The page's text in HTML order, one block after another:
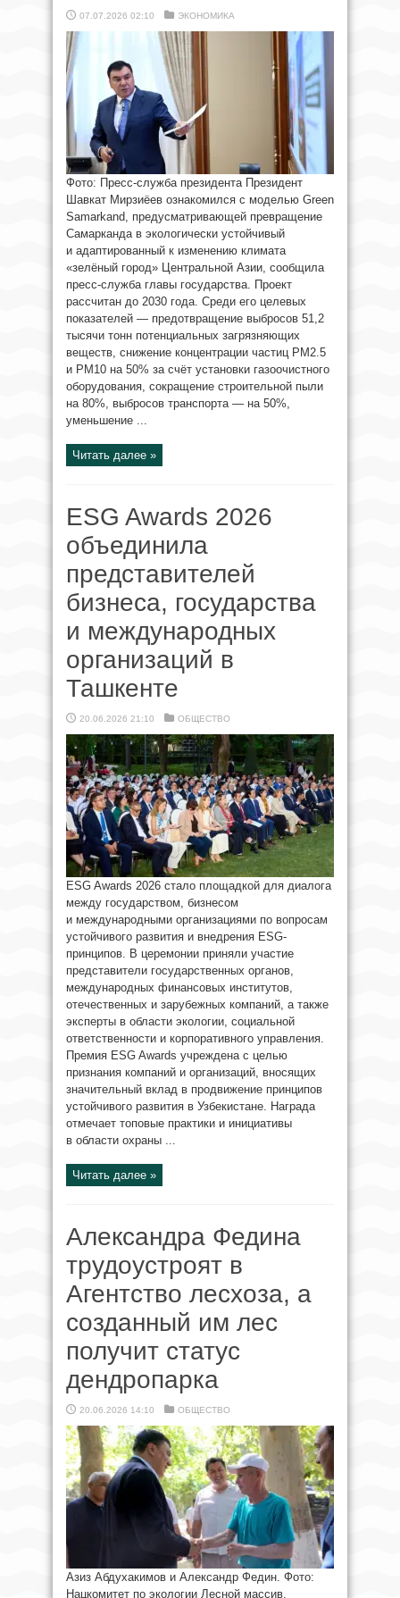
07.07.2026 02:10 ЭКОНОМИКА
Фото: Пресс-служба президента Президент
Шавкат Мирзиёев ознакомился с моделью Green
Samarkand, предусматривающей превращение
Самарканда в экологически устойчивый
и адаптированный к изменению климата
«зелёный город» Центральной Азии, сообщила
пресс-служба главы государства. Проект
рассчитан до 2030 года. Среди его целевых
показателей — предотвращение выбросов 51,2
тысячи тонн потенциальных загрязняющих
веществ, снижение концентрации частиц PM2.5
и PM10 на 50% за счёт установки газоочистного
оборудования, сокращение строительной пыли
на 80%, выбросов транспорта — на 50%,
уменьшение ...
Читать далее »
ESG Awards 2026
объединила
представителей
бизнеса, государства
и международных
организаций в
Ташкенте
20.06.2026 21:10 ОБЩЕСТВО
ESG Awards 2026 стало площадкой для диалога
между государством, бизнесом
и международными организациями по вопросам
устойчивого развития и внедрения ESG-
принципов. В церемонии приняли участие
представители государственных органов,
международных финансовых институтов,
отечественных и зарубежных компаний, а также
эксперты в области экологии, социальной
ответственности и корпоративного управления.
Премия ESG Awards учреждена с целью
признания компаний и организаций, вносящих
значительный вклад в продвижение принципов
устойчивого развития в Узбекистане. Награда
отмечает топовые практики и инициативы
в области охраны ...
Читать далее »
Александра Федина
трудоустроят в
Агентство лесхоза, а
созданный им лес
получит статус
дендропарка
20.06.2026 14:10 ОБЩЕСТВО
Азиз Абдухакимов и Александр Федин. Фото:
Нацкомитет по экологии Лесной массив,